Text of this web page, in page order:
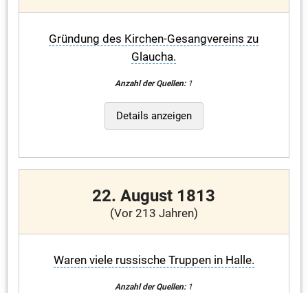
Gründung des Kirchen-Gesangvereins zu
Glaucha.
Anzahl der Quellen:1
Details anzeigen
22. August 1813
(Vor 213 Jahren)
Waren viele russische Truppen in Halle.
Anzahl der Quellen:1